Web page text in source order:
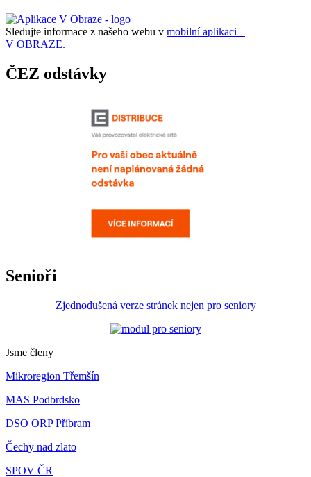
Sledujte informace z našeho webu v mobilní aplikaci –
V OBRAZE.
ČEZ odstávky
Senioři
Zjednodušená verze stránek nejen pro seniory
Jsme členy
Mikroregion Třemšín
MAS Podbrdsko
DSO ORP Příbram
Čechy nad zlato
SPOV ČR